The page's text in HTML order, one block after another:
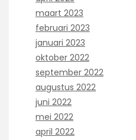
maart 2023
februari 2023
januari 2023
oktober 2022
september 2022
augustus 2022
juni 2022
mei 2022
april 2022